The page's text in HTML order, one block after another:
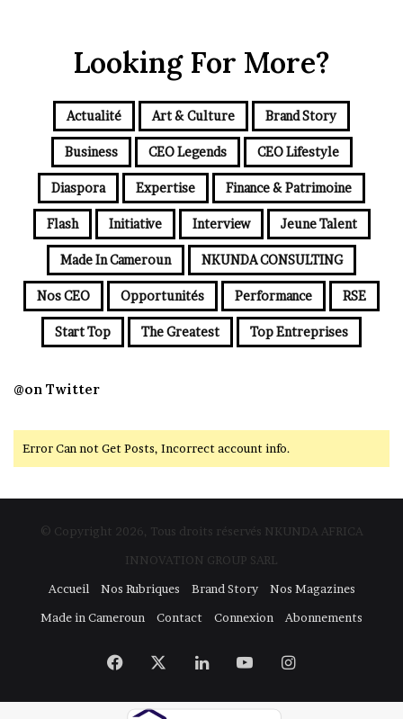
Looking For More?
Actualité Art & Culture Brand Story
Business CEO Legends CEO Lifestyle
Diaspora Expertise Finance & Patrimoine
Flash Initiative Interview Jeune Talent
Made In Cameroun NKUNDA CONSULTING
Nos CEO Opportunités Performance RSE
Start Top The Greatest Top Entreprises
@on Twitter
Error Can not Get Posts, Incorrect account info.
© Copyright 2026, Tous droits réservés NKUNDA AFRICA
INNOVATION GROUP SARL
Accueil
Nos Rubriques Brand Story
Nos Magazines
Made in Cameroun
Contact Connexion Abonnements
Facebook LinkedinYouTubeInstagram